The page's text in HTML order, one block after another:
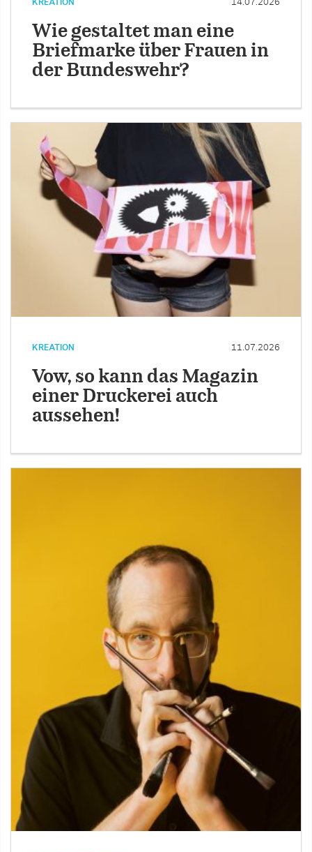
KREATION 14.07.2026
Wie gestaltet man eine
Briefmarke über Frauen in
der Bundeswehr?
KREATION 11.07.2026
Vow, so kann das Magazin
einer Druckerei auch
aussehen!